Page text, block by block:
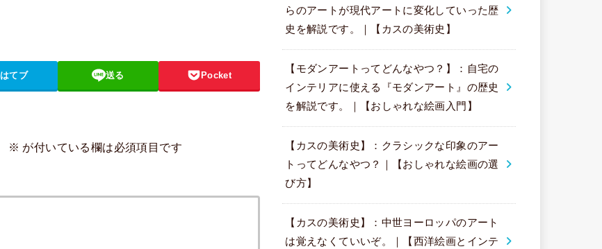
はてブ 送る Pocket
※ が付いている欄は必須項目です
らのアートが現代アートに変化していった歴
史を解説です。｜【カスの美術史】
【モダンアートってどんなやつ？】：自宅の
インテリアに使える『モダンアート』の歴史
を解説です。｜【おしゃれな絵画入門】
【カスの美術史】：クラシックな印象のアー
トってどんなやつ？｜【おしゃれな絵画の選
び方】
【カスの美術史】：中世ヨーロッパのアート
は覚えなくていいぞ。｜【西洋絵画とインテ